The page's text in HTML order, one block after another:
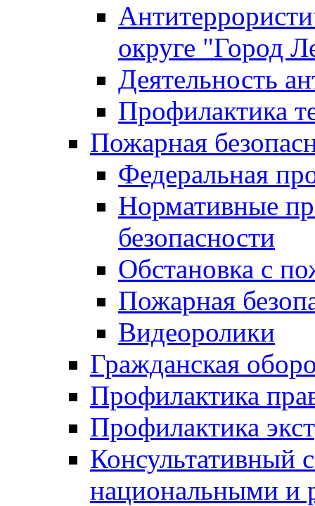
округе "Город
Деятельность
Профилактика
Пожарная
Федеральная
Нормативные
безопасности
Обстановка с
Пожарная
Видеоролики
Гражданская
Профилактика
Профилактика
Консультативный
национальными и